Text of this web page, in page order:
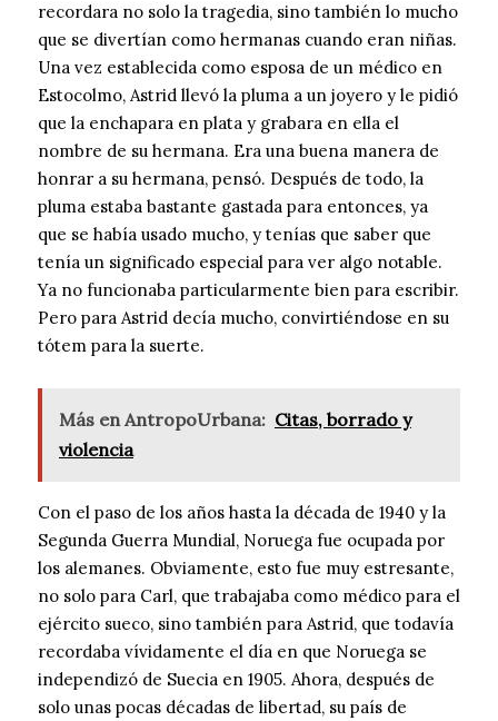
recordara no solo la tragedia, sino también lo mucho
que se divertían como hermanas cuando eran niñas.
Una vez establecida como esposa de un médico en
Estocolmo, Astrid llevó la pluma a un joyero y le pidió
que la enchapara en plata y grabara en ella el
nombre de su hermana. Era una buena manera de
honrar a su hermana, pensó. Después de todo, la
pluma estaba bastante gastada para entonces, ya
que se había usado mucho, y tenías que saber que
tenía un significado especial para ver algo notable.
Ya no funcionaba particularmente bien para escribir.
Pero para Astrid decía mucho, convirtiéndose en su
tótem para la suerte.
Más en AntropoUrbana: Citas, borrado y
violencia
Con el paso de los años hasta la década de 1940 y la
Segunda Guerra Mundial, Noruega fue ocupada por
los alemanes. Obviamente, esto fue muy estresante,
no solo para Carl, que trabajaba como médico para el
ejército sueco, sino también para Astrid, que todavía
recordaba vívidamente el día en que Noruega se
independizó de Suecia en 1905. Ahora, después de
solo unas pocas décadas de libertad, su país de